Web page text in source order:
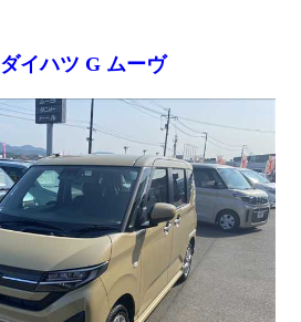
ダイハツ G ムーヴ